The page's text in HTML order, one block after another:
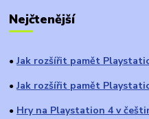
Nejčtenější
● Jak rozšířit pamět
● Jak rozšířit pamět
● Hry na Playstation 4 v